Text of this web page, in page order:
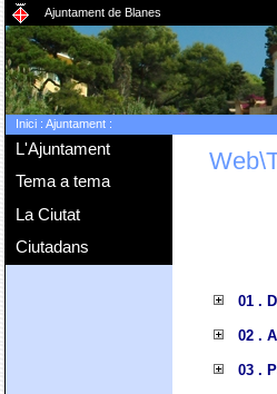
Ajuntament de Blanes
Inici: Ajuntament:
L'Ajuntament
Tema a tema
La Ciutat
Ciutadans
01 .
02 .
03 .